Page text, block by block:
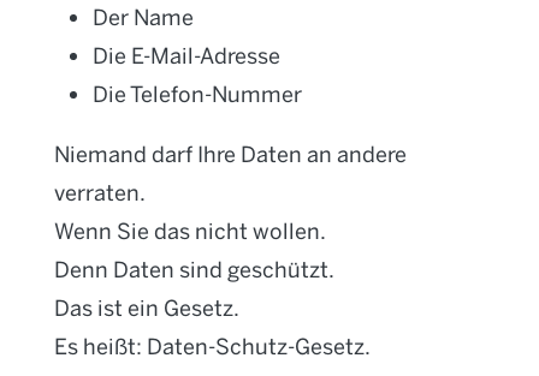
Der Name
Die E-Mail-Adresse
Die Telefon-Nummer
Niemand darf Ihre Daten an andere
verraten.
Wenn Sie das nicht wollen.
Denn Daten sind geschützt.
Das ist ein Gesetz.
Es heißt: Daten-Schutz-Gesetz.